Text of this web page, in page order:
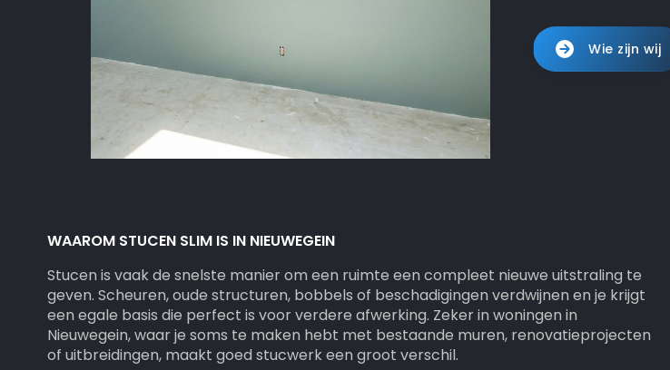
Wie zijn wij
WAAROM STUCEN SLIM IS IN NIEUWEGEIN
Stucen is vaak de snelste manier om een ruimte een compleet nieuwe uitstraling te
geven. Scheuren, oude structuren, bobbels of beschadigingen verdwijnen en je krijgt
een egale basis die perfect is voor verdere afwerking. Zeker in woningen in
Nieuwegein, waar je soms te maken hebt met bestaande muren, renovatieprojecten
of uitbreidingen, maakt goed stucwerk een groot verschil.